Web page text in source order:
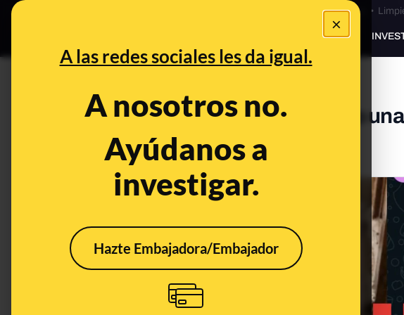
×
A las redes sociales les da igual.
A nosotros no.
Ayúdanos a
investigar.
Hazte Embajadora/Embajador
Bulos Ceuta •
PREBUNKING
No, no se ha atracado y desvalijado
Valencia
Nov 1, 2024, 10:07:48 AM